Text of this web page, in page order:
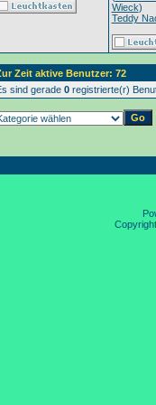
Wieck)
Teddy
Zeit aktive Benutzer: 72
sind gerade 0registrierte(r)